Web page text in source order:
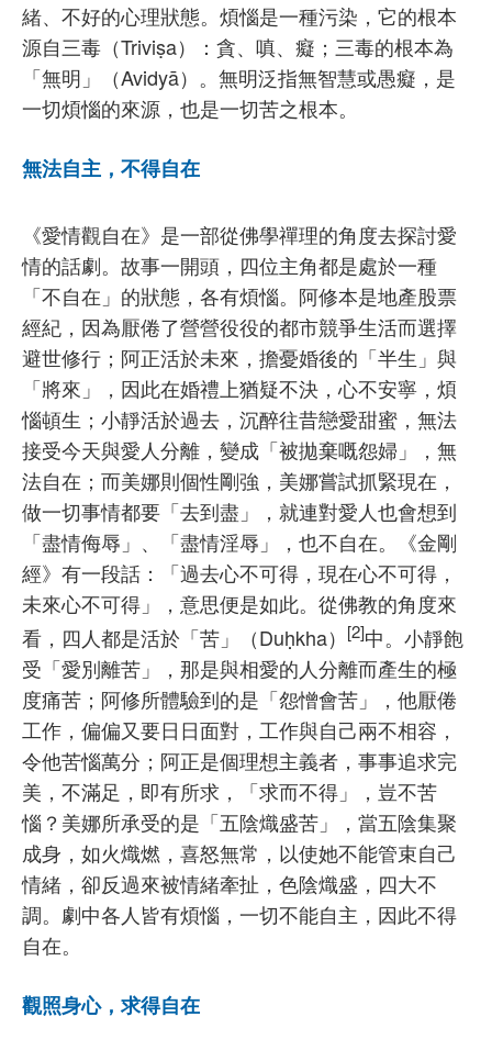
緒、不好的心理狀態。煩惱是一種污染，它的根本
源自三毒（Triviṣa）：貪、嗔、癡；三毒的根本為
「無明」（Avidyā）。無明泛指無智慧或愚癡，是
一切煩惱的來源，也是一切苦之根本。
無法自主，不得自在
《愛情觀自在》是一部從佛學禪理的角度去探討愛
情的話劇。故事一開頭，四位主角都是處於一種
「不自在」的狀態，各有煩惱。阿修本是地產股票
經紀，因為厭倦了營營役役的都市競爭生活而選擇
避世修行；阿正活於未來，擔憂婚後的「半生」與
「將來」，因此在婚禮上猶疑不決，心不安寧，煩
惱頓生；小靜活於過去，沉醉往昔戀愛甜蜜，無法
接受今天與愛人分離，變成「被拋棄嘅怨婦」，無
法自在；而美娜則個性剛強，美娜嘗試抓緊現在，
做一切事情都要「去到盡」，就連對愛人也會想到
「盡情侮辱」、「盡情淫辱」，也不自在。《金剛
經》有一段話：「過去心不可得，現在心不可得，
未來心不可得」，意思便是如此。從佛教的角度來
看，四人都是活於「苦」（Duḥkha） [2]中。小靜飽
受「愛別離苦」，那是與相愛的人分離而產生的極
度痛苦；阿修所體驗到的是「怨憎會苦」，他厭倦
工作，偏偏又要日日面對，工作與自己兩不相容，
令他苦惱萬分；阿正是個理想主義者，事事追求完
美，不滿足，即有所求，「求而不得」，豈不苦
惱？美娜所承受的是「五陰熾盛苦」，當五陰集聚
成身，如火熾燃，喜怒無常，以使她不能管束自己
情緒，卻反過來被情緒牽扯，色陰熾盛，四大不
調。劇中各人皆有煩惱，一切不能自主，因此不得
自在。
觀照身心，求得自在